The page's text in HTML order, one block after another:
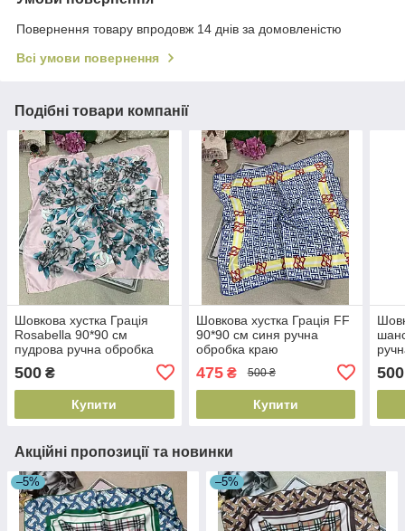
Повернення товару впродовж 14 днів за домовленістю
Всі умови повернення
Подібні товари компанії
Шовкова хустка Грація
Rosabella 90*90 см
пудрова ручна обробка
500 ₴
Купити
Шовкова хустка Грація FF
90*90 см синя ручна
обробка краю
475₴ 500 ₴
Купити
500
Акційні пропозиції та новинки
–5% –5%